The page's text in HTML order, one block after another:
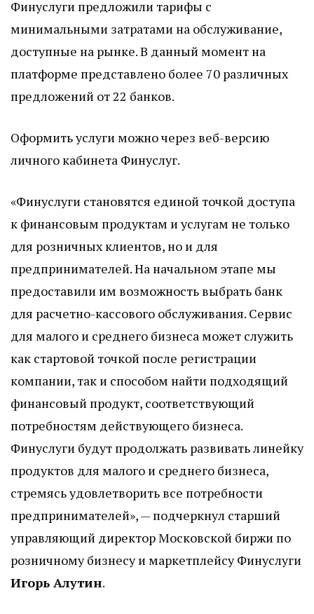
Финуслуги предложили тарифы с
минимальными затратами на обслуживание,
доступные на рынке. В данный момент на
платформе представлено более 70 различных
предложений от 22 банков.
Оформить услуги можно через веб-версию
личного кабинета Финуслуг.
«Финуслуги становятся единой точкой доступа
к финансовым продуктам и услугам не только
для розничных клиентов, но и для
предпринимателей. На начальном этапе мы
предоставили им возможность выбрать банк
для расчетно-кассового обслуживания. Сервис
для малого и среднего бизнеса может служить
как стартовой точкой после регистрации
компании, так и способом найти подходящий
финансовый продукт, соответствующий
потребностям действующего бизнеса.
Финуслуги будут продолжать развивать линейку
продуктов для малого и среднего бизнеса,
стремясь удовлетворить все потребности
предпринимателей», — подчеркнул старший
управляющий директор Московской биржи по
розничному бизнесу и маркетплейсу Финуслуги
Игорь Алутин.